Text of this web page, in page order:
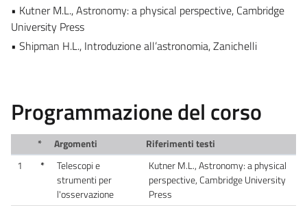
• Kutner M.L., Astronomy: a physical perspective, Cambridge
University Press
• Shipman H.L., Introduzione all’astronomia, Zanichelli
Programmazione del corso
* Argomenti
Riferimenti testi
1
*
Telescopi e
strumenti per
l'osservazione
Kutner M.L., Astronomy: a physical
perspective, Cambridge University
Press